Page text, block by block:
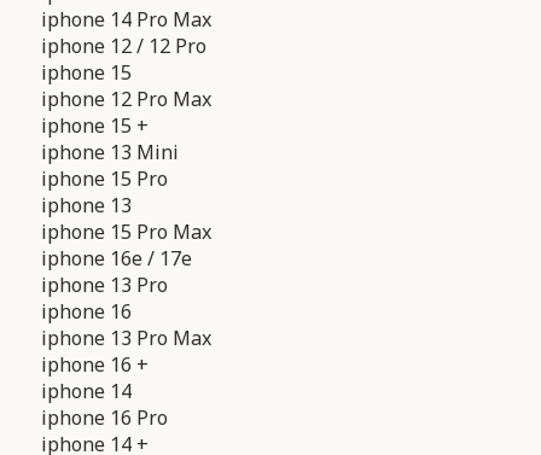
iphone 14 Pro Max
iphone 12 / 12 Pro
iphone 15
iphone 12 Pro Max
iphone 15 +
iphone 13 Mini
iphone 15 Pro
iphone 13
iphone 15 Pro Max
iphone 16e / 17e
iphone 13 Pro
iphone 16
iphone 13 Pro Max
iphone 16 +
iphone 14
iphone 16 Pro
iphone 14 +